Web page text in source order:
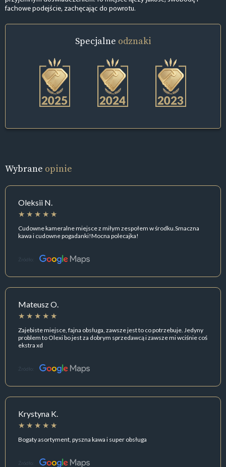
fachowe podejście, zachęcając do powrotu.
Specjalne odznaki
Wybrane opinie
Oleksii N.
Cudowne kameralne miejsce z miłym zespołem w środku.Smaczna
kawa i cudowne pogadanki!Mocna polecajka!
Źródło:
Mateusz O.
Zajebiste miejsce, fajna obsługa, zawsze jest to co potrzebuje. Jedyny
problem to Olexi bo jest za dobrym sprzedawcą i zawsze mi wciśnie coś
ekstra xd
Źródło:
Krystyna K.
Bogaty asortyment, pyszna kawa i super obsługa
Źródło: